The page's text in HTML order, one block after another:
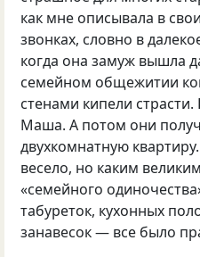
как мне описывала в
звонках, словно в
когда она замуж вышла
семейном общежитии
стенами кипели
Маша. А потом они
двухкомнатную
весело, но каким
«семейного
табуреток, кухонных
занавесок — все было